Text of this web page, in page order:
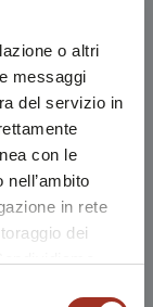
o altri
messaggi
del servizio in
con le
in rete
dei